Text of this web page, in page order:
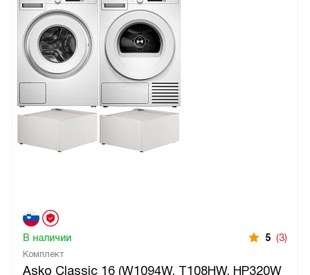
Комплект
Asko Classic 16 (W1094W, T108HW, HP320W
В наличии 5 (3)